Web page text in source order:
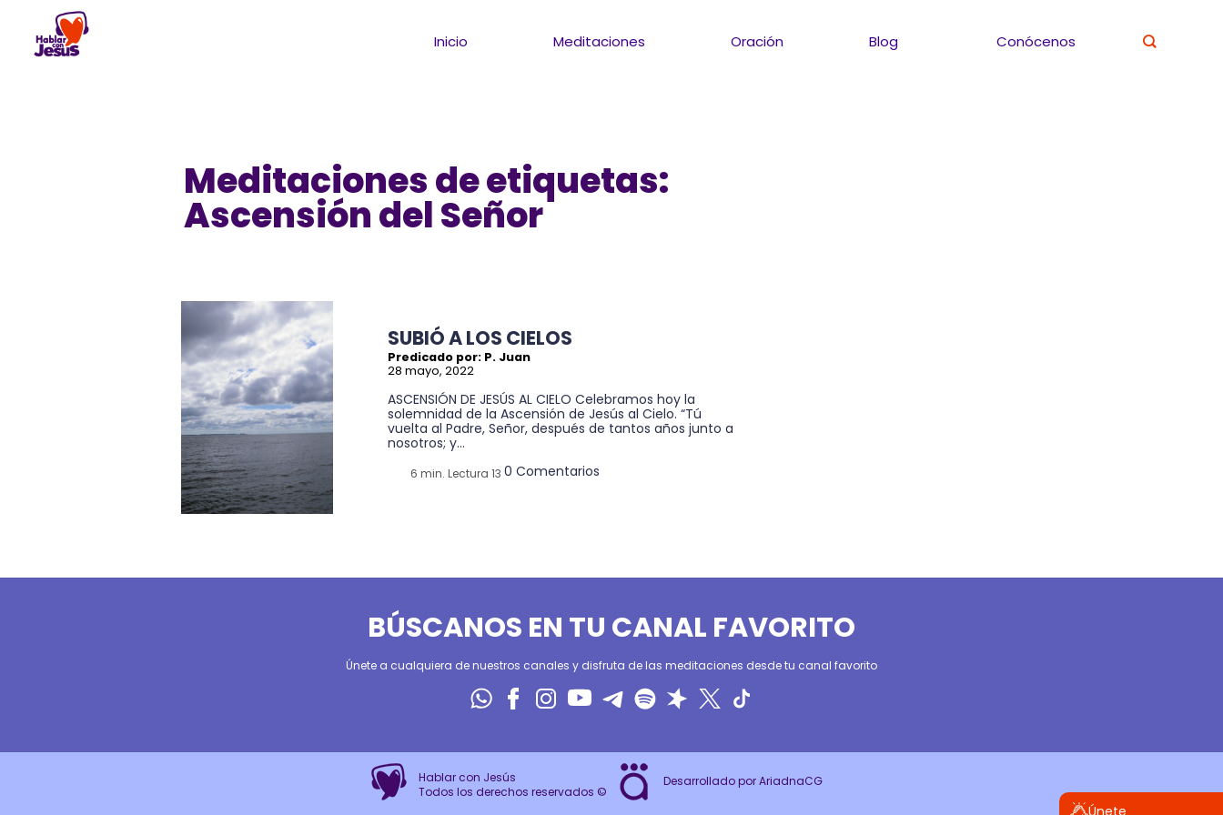
content
Inicio Meditaciones Oración Blog Conócenos
Meditaciones de etiquetas:
Ascensión del Señor
SUBIÓ A LOS CIELOS
Predicado por: P. Juan
28 mayo, 2022
ASCENSIÓN DE JESÚS AL CIELO Celebramos hoy la
solemnidad de la Ascensión de Jesús al Cielo. “Tú
vuelta al Padre, Señor, después de tantos años junto a
nosotros; y...
6 min. Lectura 13 0 Comentarios
BÚSCANOS EN TU CANAL FAVORITO
Únete a cualquiera de nuestros canales y disfruta de las meditaciones desde tu canal favorito
Hablar con Jesús
Todos los derechos reservados ©
Desarrollado por AriadnaCG
Únete